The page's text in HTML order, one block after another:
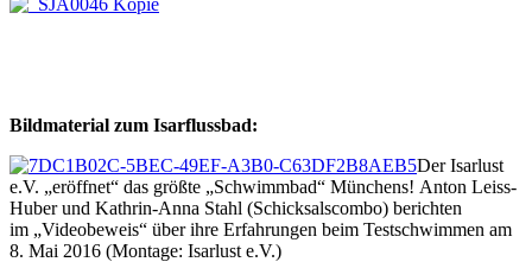
Bildmaterial zum Isarflussbad:
Der Isarlust
e.V. „eröffnet“ das größte „Schwimmbad“ Münchens! Anton Leiss-
Huber und Kathrin-Anna Stahl (Schicksalscombo) berichten
im „Videobeweis“ über ihre Erfahrungen beim Testschwimmen am
8. Mai 2016 (Montage: Isarlust e.V.)